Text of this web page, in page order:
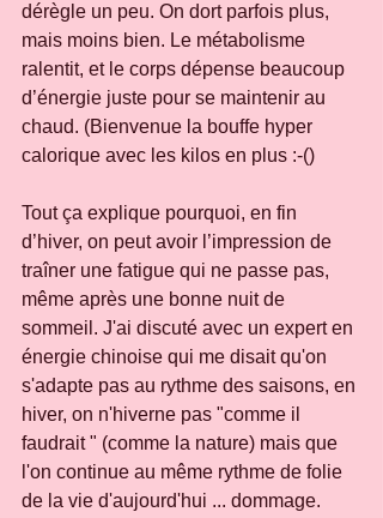
dérègle un peu. On dort parfois plus,
mais moins bien. Le métabolisme
ralentit, et le corps dépense beaucoup
d’énergie juste pour se maintenir au
chaud. (Bienvenue la bouffe hyper
calorique avec les kilos en plus :-()
Tout ça explique pourquoi, en fin
d’hiver, on peut avoir l’impression de
traîner une fatigue qui ne passe pas,
même après une bonne nuit de
sommeil. J'ai discuté avec un expert en
énergie chinoise qui me disait qu'on
s'adapte pas au rythme des saisons, en
hiver, on n'hiverne pas "comme il
faudrait " (comme la nature) mais que
l'on continue au même rythme de folie
de la vie d'aujourd'hui ... dommage.